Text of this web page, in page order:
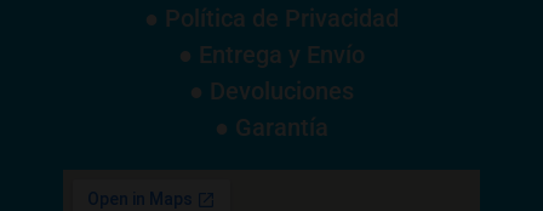
● Política de Privacidad
● Entrega y Envío
● Devoluciones
● Garantía